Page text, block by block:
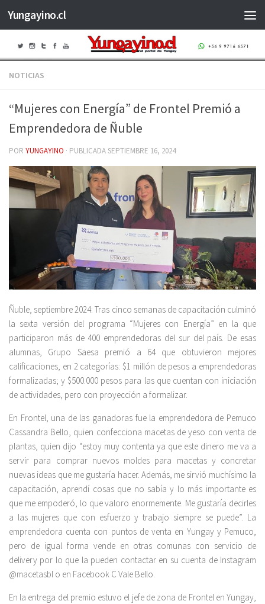
Saltar al contenido
Yungayino.cl
NOTICIAS
“Mujeres con Energía” de Frontel Premió a
Emprendedora de Ñuble
POR YUNGAYINO · PUBLICADASEPTIEMBRE 16, 2024
Ñuble, septiembre 2024: Tras cinco semanas de capacitación culminó
la sexta versión del programa “Mujeres con Energía” en la que
participaron más de 400 emprendedoras del sur del país. De esas
alumnas, Grupo Saesa premió a 64 que obtuvieron mejores
calificaciones, en 2 categorías: $1 millón de pesos a emprendedoras
formalizadas; y $500.000 pesos para las que cuentan con iniciación
de actividades, pero con proyección a formalizar.
En Frontel, una de las ganadoras fue la emprendedora de Pemuco
Cassandra Bello, quien confecciona macetas de yeso con venta de
plantas, quien dijo “estoy muy contenta ya que este dinero me va a
servir para comprar nuevos moldes para macetas y concretar
nuevas ideas que me gustaría hacer. Además, me sirvió muchísimo la
capacitación, aprendí cosas que no sabía y lo más importante es
que me empoderó, lo que valoro enormemente. Me gustaría decirles
a las mujeres que con esfuerzo y trabajo siempre se puede”. La
emprendedora cuenta con puntos de venta en Yungay y Pemuco,
pero de igual forma vende en otras comunas con servicio de
delivery por lo que la pueden contactar en su cuenta de Instagram
@macetasbl o en Facebook C Vale Bello.
En la entrega del premio estuvo el jefe de zona de Frontel en Yungay,